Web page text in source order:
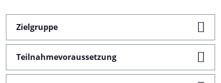
Zielgruppe
Teilnahmevoraussetzung